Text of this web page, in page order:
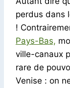
perdus dans
!
Pays-Bas,
ville-canaux
rare de
Venise : on